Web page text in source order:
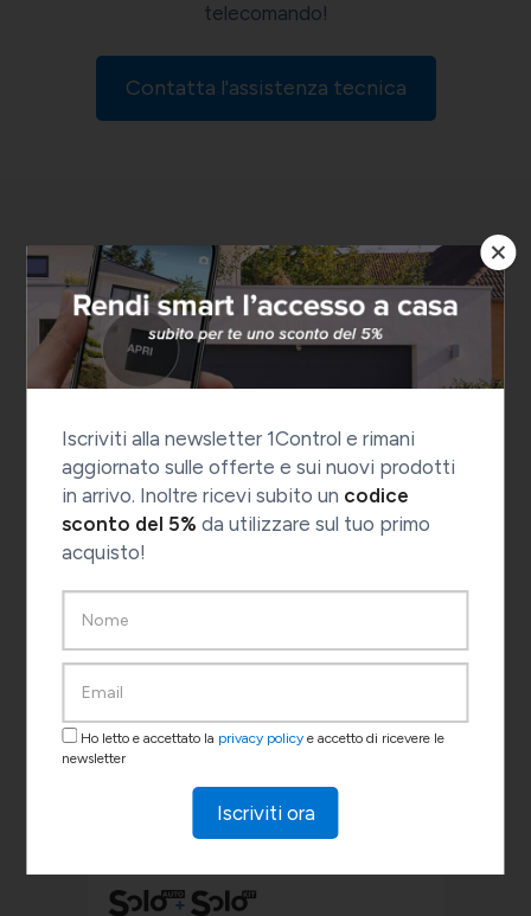
telecomando!
Contatta l'assistenza tecnica
Scegli il prodotto più adatto a
te
SOLO
VEDI IL PRODOTTO
Iscriviti alla newsletter 1Control e rimani
aggiornato sulle offerte e sui nuovi prodotti
in arrivo. Inoltre ricevi subito un codice
sconto del 5% da utilizzare sul tuo primo
acquisto!
Ho letto e accettato la privacy policy e accetto di ricevere le
newsletter
Iscriviti ora